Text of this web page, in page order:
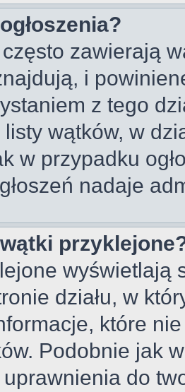
często zawierają
i
z tego
wątków, w
w przypadku
nadaje
wyświetlają
działu, w
które
Podobnie jak
do